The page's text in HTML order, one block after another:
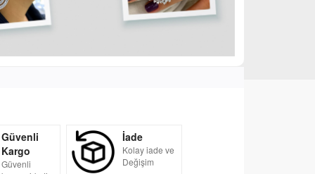
Güvenli
Kargo
Güvenli
İade
Kolay iade ve
Değişim